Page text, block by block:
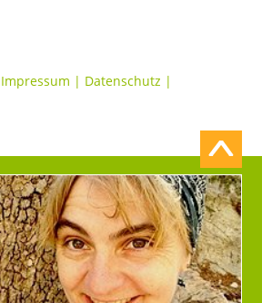
Impressum | Datenschutz |